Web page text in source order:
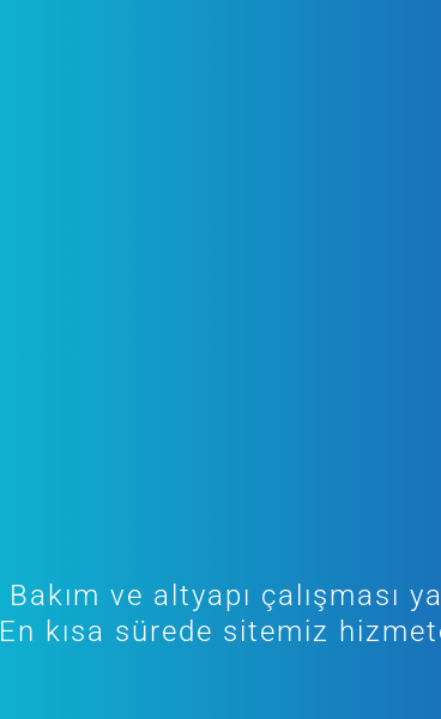
Bakım ve altyapı çalışması
En kısa sürede sitemiz